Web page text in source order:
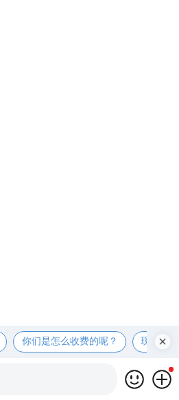
你们是怎么收费的呢？ 现在有